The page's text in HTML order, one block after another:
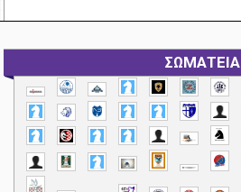
ΣΩΜΑΤΕΙΑ